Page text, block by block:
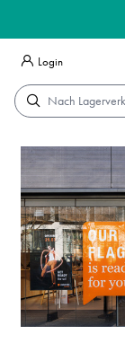
Login
Suche